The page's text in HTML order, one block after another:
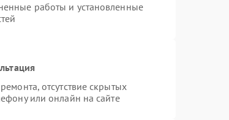
работы и установленные
отсутствие скрытых
или онлайн на сайте